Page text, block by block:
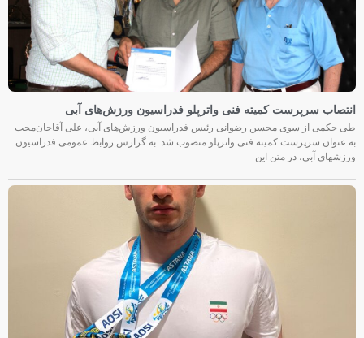
انتصاب سرپرست کمیته فنی واترپلو فدراسیون ورزش‌های آبی
طی حکمی از سوی محسن رضوانی رئیس فدراسیون ورزش‌های آبی، علی آقاجان‌محب
به عنوان سرپرست کمیته فنی واترپلو منصوب شد. به گزارش روابط عمومی فدراسیون
ورزشهای آبی، در متن این